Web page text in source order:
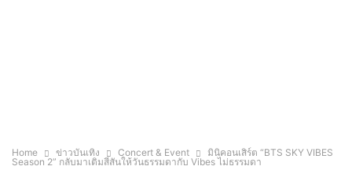
Home ข่าวบันเทิง Concert & Event
มินิคอนเสิร์ต “BTS SKY VIBES
Season 2” กลับมาเติมสีสันให้วันธรรมดากับ Vibes ไม่ธรรมดา